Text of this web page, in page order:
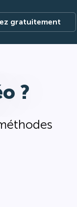
gratuitement
?